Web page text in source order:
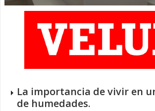
La importancia de vivir en
de humedades.